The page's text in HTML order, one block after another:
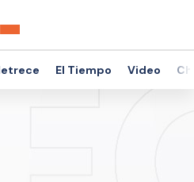
El Tiempo Video